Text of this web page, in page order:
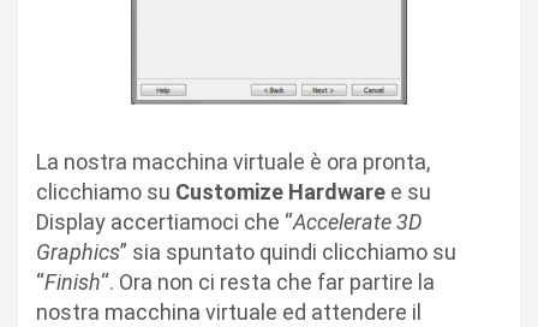
La nostra macchina virtuale è ora pronta,
clicchiamo su Customize Hardware e su
Display accertiamoci che “Accelerate 3D
Graphics” sia spuntato quindi clicchiamo su
“Finish“. Ora non ci resta che far partire la
nostra macchina virtuale ed attendere il